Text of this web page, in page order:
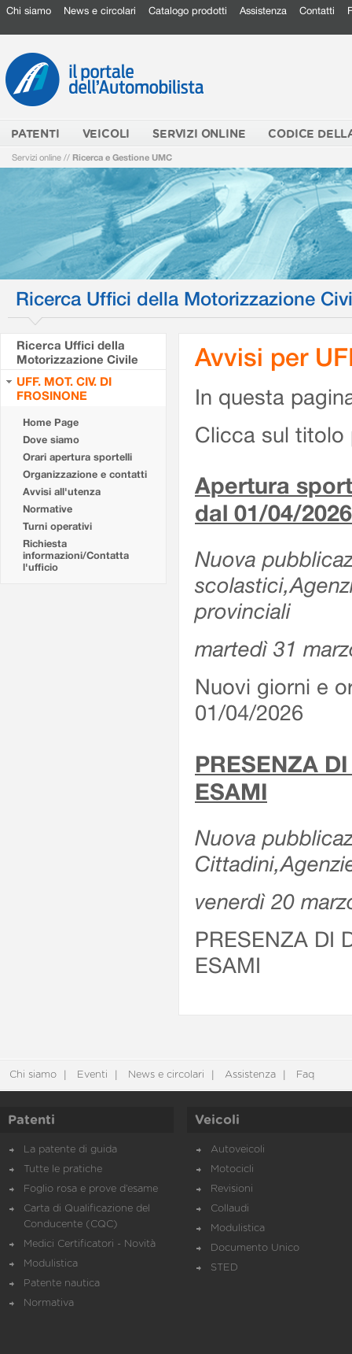
Chi siamo News e circolari Catalogo prodotti Assistenza Contatti
PATENTI VEICOLI SERVIZI ONLINE CODICE
Servizi online // Ricerca e Gestione UMC
Ricerca Uffici della Motorizzazione
Ricerca Uffici della
Motorizzazione Civile
UFF. MOT. CIV. DI
FROSINONE
Home Page
Dove siamo
Orari apertura sportelli
Organizzazione e contatti
Avvisi all'utenza
Normative
Turni operativi
Richiesta
informazioni/Contatta
l'ufficio
Avvisi per
In questa
Clicca sul titolo
Apertura
dal 01/04/2026
Nuova
provinciali
martedì 31
Nuovi giorni e
01/04/2026
PRESENZA
ESAMI
Nuova
venerdì 20
PRESENZA DI
ESAMI
Chi siamo Eventi News e circolari Assistenza Faq
Patenti
La patente di guida
Tutte le pratiche
Foglio rosa e prove d’esame
Carta di Qualificazione del
Conducente (CQC)
Medici Certificatori - Novità
Modulistica
Patente nautica
Normativa
Veicoli
Autoveicoli
Motocicli
Revisioni
Collaudi
Modulistica
Documento Unico
STED